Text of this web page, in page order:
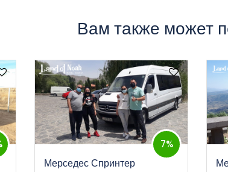
Вам также может
Мерседес Спринтер
7%